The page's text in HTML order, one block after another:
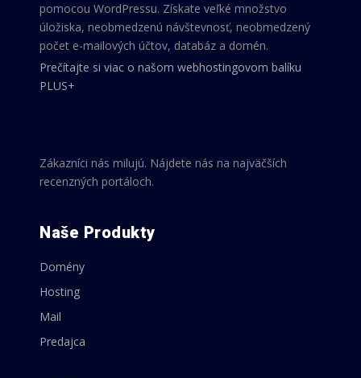
pomocou WordPressu. Získate veľké množstvo
úložiska, neobmedzenú návštevnosť, neobmedzený
počet e-mailových účtov, databáz a domén.
Prečítajte si viac o našom webhostingovom balíku
PLUS+
Zákazníci nás milujú. Nájdete nás na najväčších
recenzných portáloch.
Naše Produkty
Domény
Hosting
Mail
Predajca